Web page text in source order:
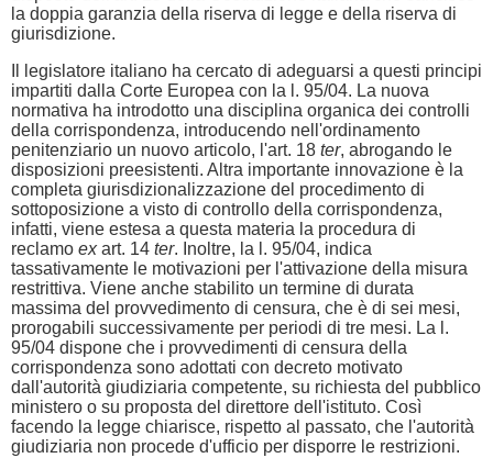
la doppia garanzia della riserva di legge e della riserva di
giurisdizione.
Il legislatore italiano ha cercato di adeguarsi a questi principi
impartiti dalla Corte Europea con la l. 95/04. La nuova
normativa ha introdotto una disciplina organica dei controlli
della corrispondenza, introducendo nell'ordinamento
penitenziario un nuovo articolo, l'art. 18 ter, abrogando le
disposizioni preesistenti. Altra importante innovazione è la
completa giurisdizionalizzazione del procedimento di
sottoposizione a visto di controllo della corrispondenza,
infatti, viene estesa a questa materia la procedura di
reclamo exart. 14 ter. Inoltre, la l. 95/04, indica
tassativamente le motivazioni per l'attivazione della misura
restrittiva. Viene anche stabilito un termine di durata
massima del provvedimento di censura, che è di sei mesi,
prorogabili successivamente per periodi di tre mesi. La l.
95/04 dispone che i provvedimenti di censura della
corrispondenza sono adottati con decreto motivato
dall'autorità giudiziaria competente, su richiesta del pubblico
ministero o su proposta del direttore dell'istituto. Così
facendo la legge chiarisce, rispetto al passato, che l'autorità
giudiziaria non procede d'ufficio per disporre le restrizioni.